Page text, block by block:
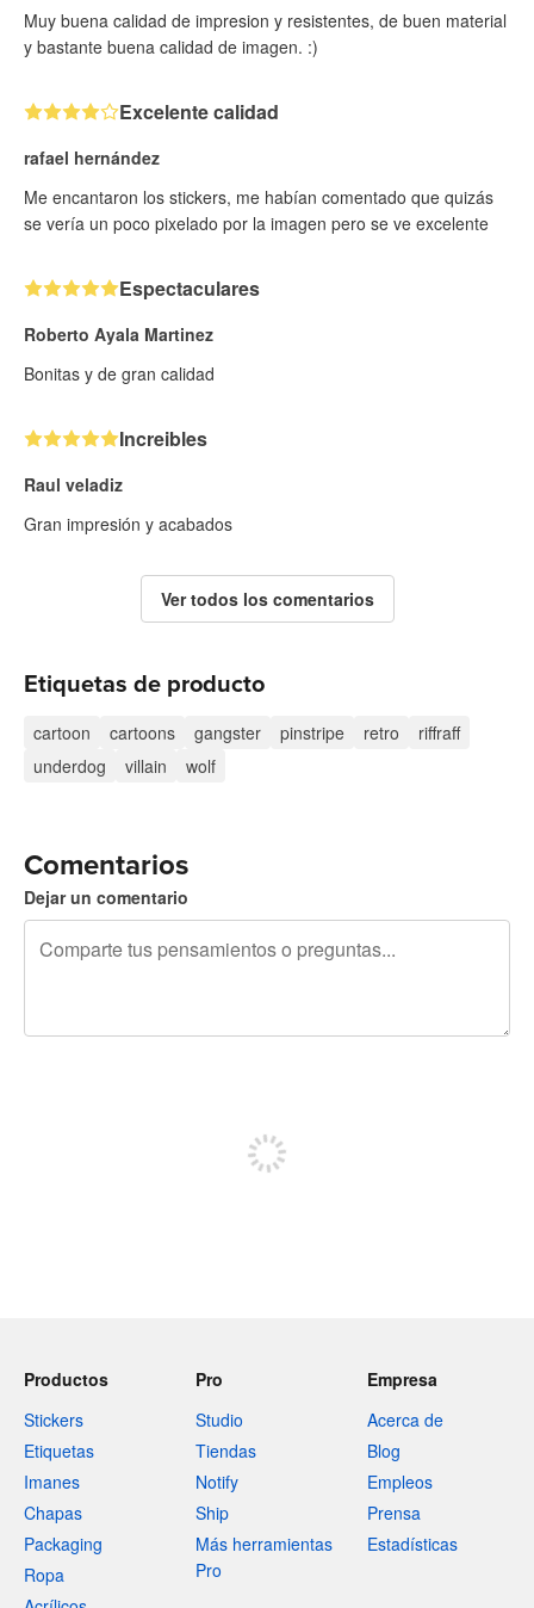
Muy buena calidad de impresion y resistentes, de buen material
y bastante buena calidad de imagen. :)
Excelente calidad
rafael hernández
Me encantaron los stickers, me habían comentado que quizás
se vería un poco pixelado por la imagen pero se ve excelente
Espectaculares
Roberto Ayala Martinez
Bonitas y de gran calidad
Increibles
Raul veladiz
Gran impresión y acabados
Ver todos los comentarios
Etiquetas de producto
cartoon cartoons gangster pinstripe retro
riffraff
underdog
villain wolf
Comentarios
Dejar un comentario
Productos
Stickers
Etiquetas
Imanes
Chapas
Packaging
Ropa
Pro
Studio
Tiendas
Notify
Ship
Más herramientas
Pro
Empresa
Acerca de
Blog
Empleos
Prensa
Estadísticas